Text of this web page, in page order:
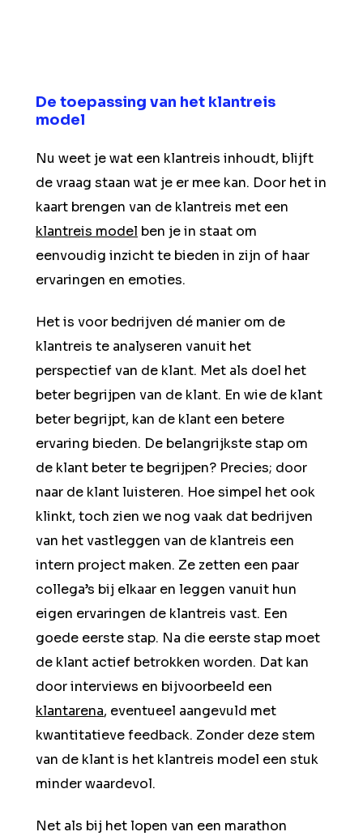
De toepassing van het klantreis
model
Nu weet je wat een klantreis inhoudt, blijft
de vraag staan wat je er mee kan. Door het in
kaart brengen van de klantreis met een
klantreis model ben je in staat om
eenvoudig inzicht te bieden in zijn of haar
ervaringen en emoties.
Het is voor bedrijven dé manier om de
klantreis te analyseren vanuit het
perspectief van de klant. Met als doel het
beter begrijpen van de klant. En wie de klant
beter begrijpt, kan de klant een betere
ervaring bieden. De belangrijkste stap om
de klant beter te begrijpen? Precies; door
naar de klant luisteren. Hoe simpel het ook
klinkt, toch zien we nog vaak dat bedrijven
van het vastleggen van de klantreis een
intern project maken. Ze zetten een paar
collega’s bij elkaar en leggen vanuit hun
eigen ervaringen de klantreis vast. Een
goede eerste stap. Na die eerste stap moet
de klant actief betrokken worden. Dat kan
door interviews en bijvoorbeeld een
klantarena, eventueel aangevuld met
kwantitatieve feedback. Zonder deze stem
van de klant is het klantreis model een stuk
minder waardevol.
Net als bij het lopen van een marathon